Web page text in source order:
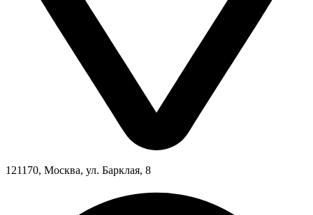
121170, Москва, ул. Барклая, 8